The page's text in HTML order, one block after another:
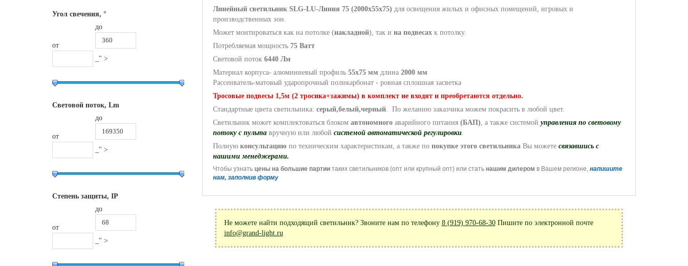
Угол свечения, °
от
до
_" >
Световой поток, Lm
от
до
_" >
Степень защиты, IP
от
до
_" >
Линейный светильник SLG-LU-Линия 75 (2000х55х75) для освещения жилых и офисных помещений, игровых и
производственных зон.
Может монтироваться как на потолке (накладной), так и на подвесахк потолку.
Потребляемая мощность75 Ватт
Световой поток6440 Лм
Материал корпуса- алюминиевый профиль 55х75 мм длина2000 мм
Рассеиватель-матовый ударопрочный поликарбонат - ровная сплошная засветка
Тросовые подвесы 1,5м (2 тросика+зажимы) в комплект не входят и преобретаются отдельно.
Стандартные цвета светильника: серый,белый,черный. По желанию заказчика можем покрасить в любой цвет.
Светильник может комплектоваться блоком автономногоаварийного питания (БАП), а также системой управления по световому
потоку с пультавручную или любой системой автоматической регулировки.
Полнуюконсультацию по техническим характеристикам, а также по покупке этого светильникаВы можете связавшись с
нашими менеджерами.
Чтобы узнать цены на большие партиитаких светильников (опт или крупный опт) или стать нашим дилером в Вашем регионе, напишите
нам, заполнив форму
Не можете найти подходящий светильник? Звоните нам по телефону 8 (919) 970-68-30Пишите по электронной почте
info@grand-light.ru